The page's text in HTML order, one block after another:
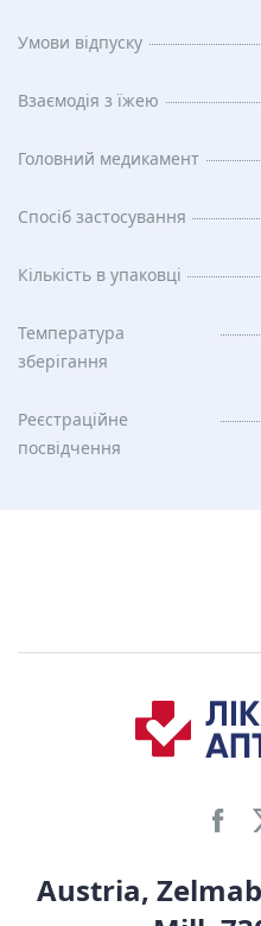
Умови відпуску
Взаємодія з їжею
Головний медикамент
Спосіб застосування
Кількість в упаковці
Температура
зберiгання
Реєстраційне
посвідчення
Austria,